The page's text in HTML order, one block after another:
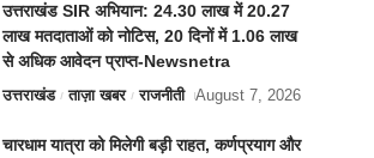
उत्तराखंड SIR अभियान: 24.30 लाख में 20.27
लाख मतदाताओं को नोटिस, 20 दिनों में 1.06 लाख
से अधिक आवेदन प्राप्त-Newsnetra
उत्तराखंड ताज़ा खबर राजनीती August 7, 2026
चारधाम यात्रा को मिलेगी बड़ी राहत, कर्णप्रयाग और